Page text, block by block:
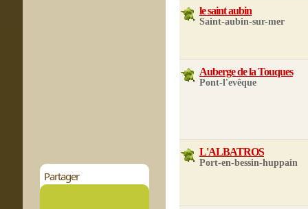
Partager
le saint aubin
Saint-aubin-sur-mer
Auberge de la Touques
Pont-l'evêque
L'ALBATROS
Port-en-bessin-huppain